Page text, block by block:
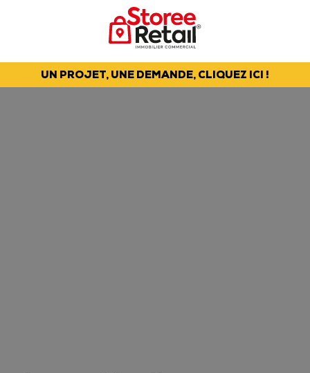
UN PROJET, UNE DEMANDE, CLIQUEZ ICI !